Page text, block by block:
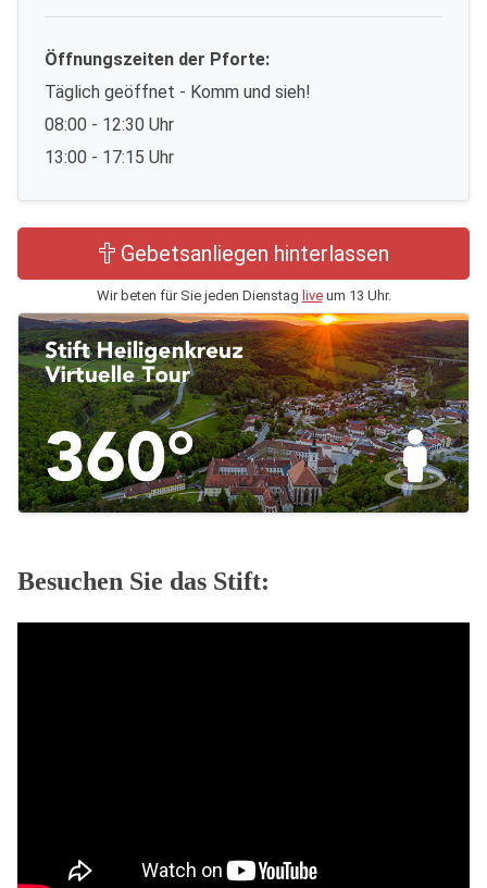
Öffnungszeiten der Pforte:
Täglich geöffnet - Komm und sieh!
08:00 - 12:30 Uhr
13:00 - 17:15 Uhr
Gebetsanliegen hinterlassen
Wir beten für Sie jeden Dienstag liveum 13 Uhr.
Besuchen Sie das Stift: